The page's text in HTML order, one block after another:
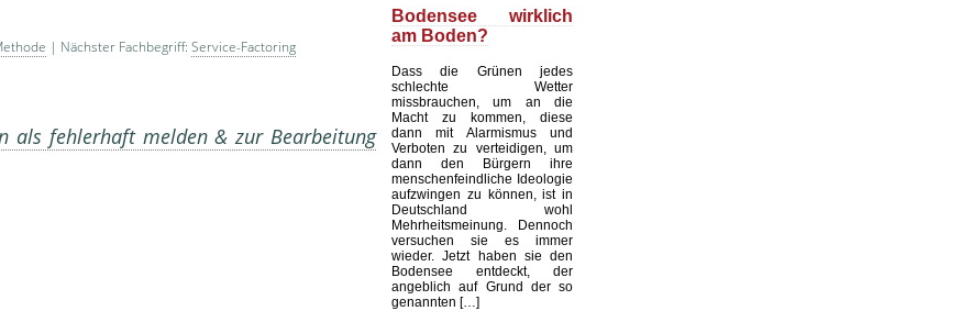
| Nächster Fachbegriff: Service-Factoring
als fehlerhaft melden & zur Bearbeitung
Bodensee wirklich
am Boden?
Dass die Grünen jedes
schlechte Wetter
missbrauchen, um an die
Macht zu kommen, diese
dann mit Alarmismus und
Verboten zu verteidigen, um
dann den Bürgern ihre
menschenfeindliche Ideologie
aufzwingen zu können, ist in
Deutschland wohl
Mehrheitsmeinung. Dennoch
versuchen sie es immer
wieder. Jetzt haben sie den
Bodensee entdeckt, der
angeblich auf Grund der so
genannten […]